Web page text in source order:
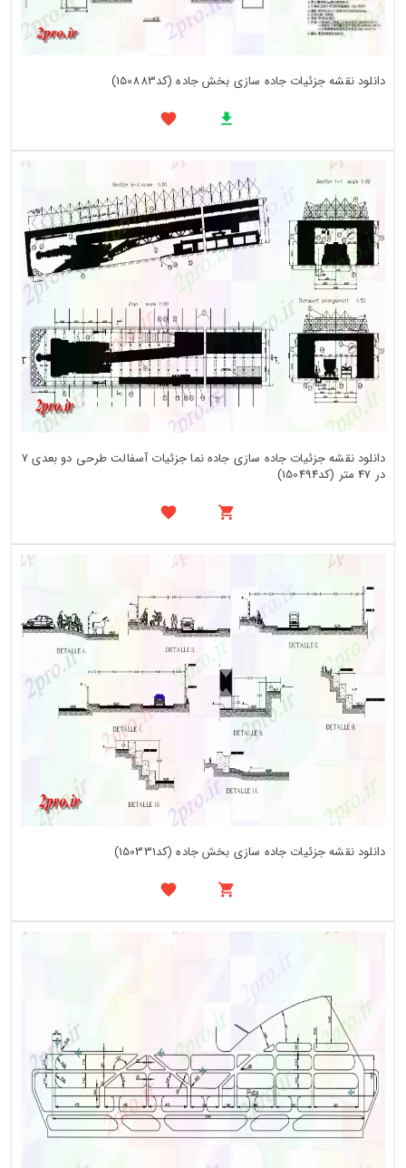
دانلود نقشه جزئیات جاده سازی بخش جاده (کد150883)
دانلود نقشه جزئیات جاده سازی جاده نما جزئیات آسفالت طرحی دو بعدی 7
در 47 متر (کد150494)
دانلود نقشه جزئیات جاده سازی بخش جاده (کد150331)